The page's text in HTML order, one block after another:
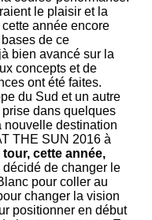
le plaisir et la
année encore
de ce
bien avancé sur la
concepts et de
ont été faites.
du Sud et un autre
dans quelques
nouvelle destination
THE SUN 2016 à
cette année,
décidé de changer le
pour coller au
changer la vision
positionner en début